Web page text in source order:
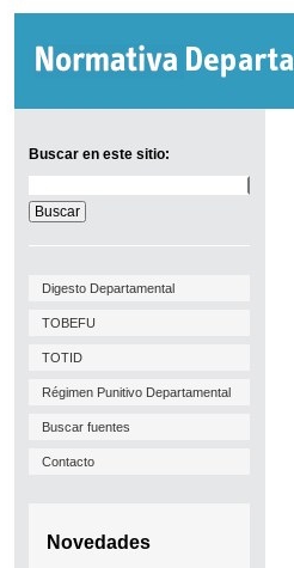
Buscar en este sitio:
en
este
sitio:
Digesto Departamental
TOBEFU
TOTID
Régimen Punitivo Departamental
Buscar fuentes
Contacto
Novedades